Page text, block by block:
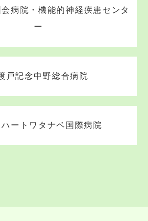
病院・機能的神経疾患センタ
ー
戸記念中野総合病院
ートワタナベ国際病院